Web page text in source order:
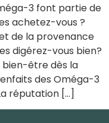
3 font partie de
achetez-vous ?
de la provenance
digérez-vous bien?
bien-être dès la
des Oméga-3
réputation […]